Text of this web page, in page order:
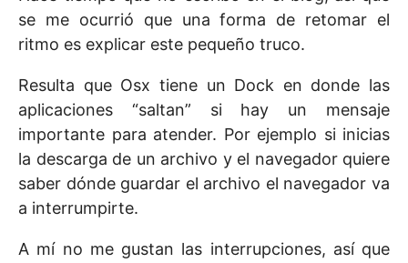
se me ocurrió que una forma de retomar el
ritmo es explicar este pequeño truco.
Resulta que Osx tiene un Dock en donde las
aplicaciones “saltan” si hay un mensaje
importante para atender. Por ejemplo si inicias
la descarga de un archivo y el navegador quiere
saber dónde guardar el archivo el navegador va
a interrumpirte.
A mí no me gustan las interrupciones, así que